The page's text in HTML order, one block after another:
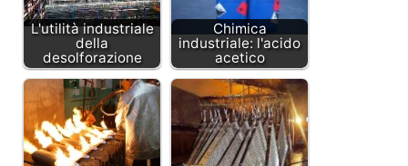
L'utilità industriale
della
desolforazione
Chimica
industriale: l'acido
acetico